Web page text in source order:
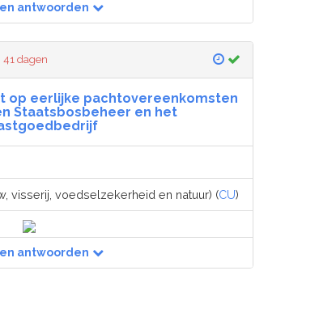
antwoorden
41 dagen
op eerlijke pachtovereenkomsten
Staatsbosbeheer en het
visserij, voedselzekerheid en natuur) (CU)
antwoorden